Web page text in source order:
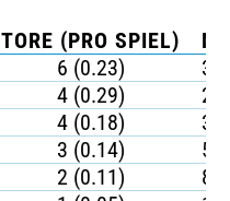
TORE (PRO SPIEL)
6 (0.23)
4 (0.29)
4 (0.18)
3 (0.14)
2 (0.11)